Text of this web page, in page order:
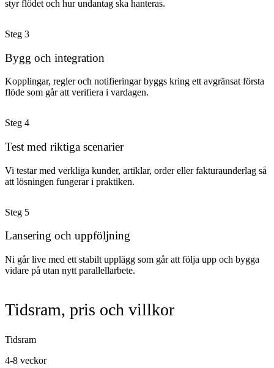
styr flödet och hur undantag ska hanteras.
Steg 3
Bygg och integration
Kopplingar, regler och notifieringar byggs kring ett avgränsat första
flöde som går att verifiera i vardagen.
Steg 4
Test med riktiga scenarier
Vi testar med verkliga kunder, artiklar, order eller fakturaunderlag så
att lösningen fungerar i praktiken.
Steg 5
Lansering och uppföljning
Ni går live med ett stabilt upplägg som går att följa upp och bygga
vidare på utan nytt parallellarbete.
Tidsram, pris och villkor
Tidsram
4-8 veckor